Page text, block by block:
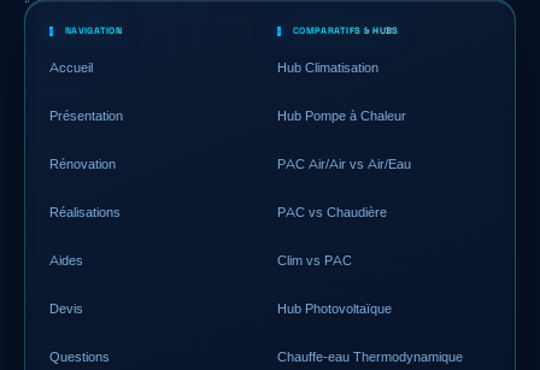
NAVIGATION
Accueil
Présentation
Rénovation
Réalisations
Aides
Devis
Questions
COMPARATIFS & HUBS
Hub Climatisation
Hub Pompe à Chaleur
PAC Air/Air vs Air/Eau
PAC vs Chaudière
Clim vs PAC
Hub Photovoltaïque
Chauffe-eau Thermodynamique